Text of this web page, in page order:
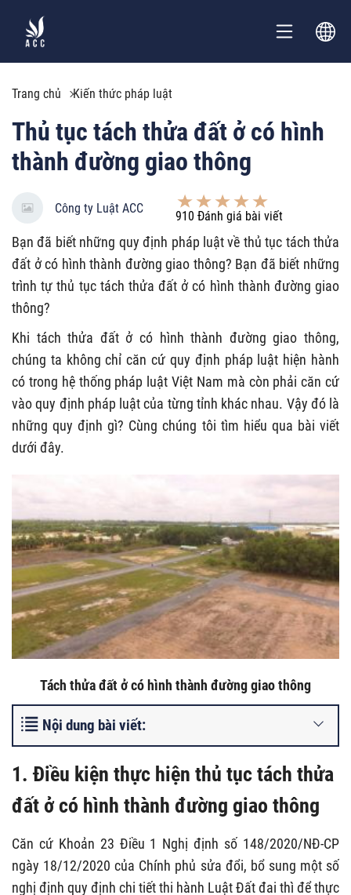
Trang chủ Kiến thức pháp luật
Thủ tục tách thửa đất ở có hình
thành đường giao thông
Công ty Luật ACC
910 Đánh giá bài viết
Bạn đã biết những quy định pháp luật về thủ tục tách thửa
đất ở có hình thành đường giao thông? Bạn đã biết những
trình tự thủ tục tách thửa đất ở có hình thành đường giao
thông?
Khi tách thửa đất ở có hình thành đường giao thông,
chúng ta không chỉ căn cứ quy định pháp luật hiện hành
có trong hệ thống pháp luật Việt Nam mà còn phải căn cứ
vào quy định pháp luật của từng tỉnh khác nhau. Vậy đó là
những quy định gì? Cùng chúng tôi tìm hiểu qua bài viết
dưới đây.
Tách thửa đất ở có hình thành đường giao thông
Nội dung bài viết:
1. Điều kiện thực hiện thủ tục tách thửa
đất ở có hình thành đường giao thông
Căn cứ Khoản 23 Điều 1 Nghị định số 148/2020/NĐ-CP
ngày 18/12/2020 của Chính phủ sửa đổi, bổ sung một số
nghị định quy định chi tiết thi hành Luật Đất đai thì để thực